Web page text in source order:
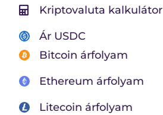
Kriptovaluta kalkulátor
Ár USDC
Bitcoin árfolyam
Ethereum árfolyam
Litecoin árfolyam